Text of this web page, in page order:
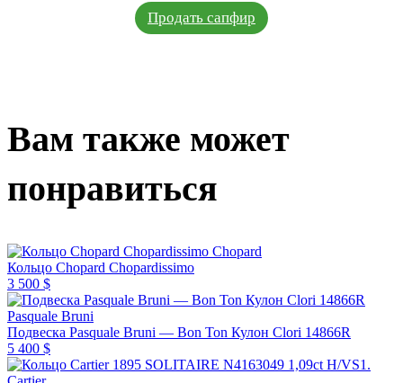
Продать сапфир
Вам также может
понравиться
Chopard
Кольцо Chopard Chopardissimo
3 500 $
Pasquale Bruni
Подвеска Pasquale Bruni — Bon Ton Кулон Clori 14866R
5 400 $